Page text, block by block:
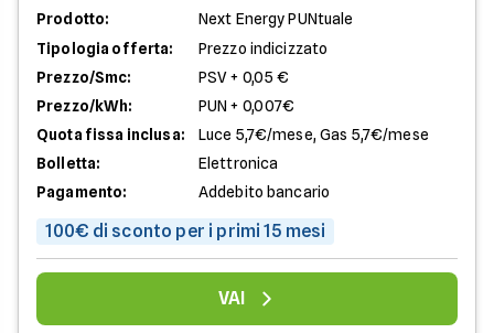
Prodotto:
Next Energy PUNtuale
Tipologia offerta:
Prezzo indicizzato
Prezzo/Smc:
PSV + 0,05 €
Prezzo/kWh:
PUN + 0,007€
Quota fissa inclusa:
Luce 5,7€/mese, Gas 5,7€/mese
Bolletta:
Elettronica
Pagamento:
Addebito bancario
100€ di sconto per i primi 15 mesi
VAI